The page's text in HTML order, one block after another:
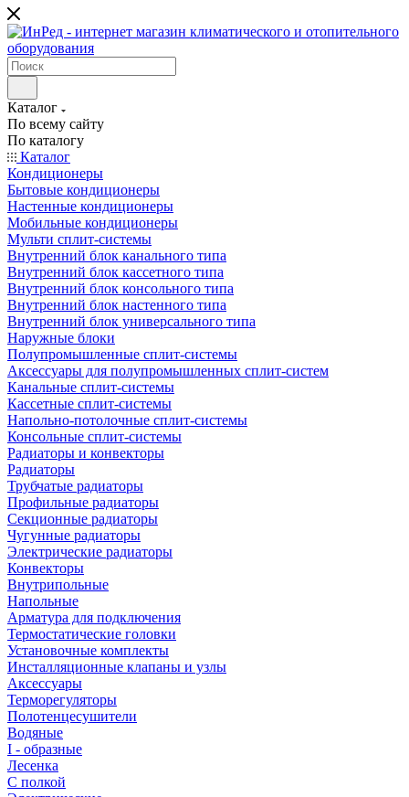
Каталог
По всему сайту
По каталогу
Каталог
Кондиционеры
Бытовые кондиционеры
Настенные кондиционеры
Мобильные кондиционеры
Мульти сплит-системы
Внутренний блок канального типа
Внутренний блок кассетного типа
Внутренний блок консольного типа
Внутренний блок настенного типа
Внутренний блок универсального типа
Наружные блоки
Полупромышленные сплит-системы
Аксессуары для полупромышленных сплит-систем
Канальные сплит-системы
Кассетные сплит-системы
Напольно-потолочные сплит-системы
Консольные сплит-системы
Радиаторы и конвекторы
Радиаторы
Трубчатые радиаторы
Профильные радиаторы
Секционные радиаторы
Чугунные радиаторы
Электрические радиаторы
Конвекторы
Внутрипольные
Напольные
Арматура для подключения
Термостатические головки
Установочные комплекты
Инсталляционные клапаны и узлы
Аксессуары
Терморегуляторы
Полотенцесушители
Водяные
I - образные
Лесенка
С полкой